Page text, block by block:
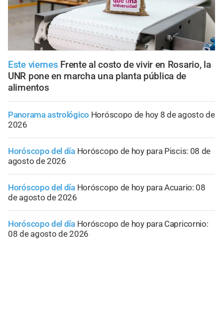
Este viernes Frente al costo de vivir en Rosario, la
UNR pone en marcha una planta pública de
alimentos
Panorama astrológico Horóscopo de hoy 8 de agosto de
2026
Horóscopo del día Horóscopo de hoy para Piscis: 08 de
agosto de 2026
Horóscopo del día Horóscopo de hoy para Acuario: 08
de agosto de 2026
Horóscopo del día Horóscopo de hoy para Capricornio:
08 de agosto de 2026